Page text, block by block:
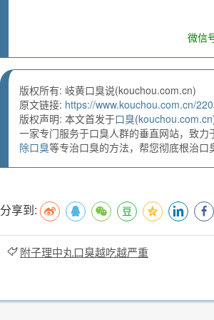
微信
版权所有: 岐黄口臭说(kouchou.com.cn)
原文链接: https://www.kouchou.com.cn/
版权声明: 本文首发于口臭(kouchou.com.cn
一家专门服务于口臭人群的垂直网站，致力
除口臭等专治口臭的方法，帮您彻底根治
分享到:
附子理中丸口臭越吃越严重